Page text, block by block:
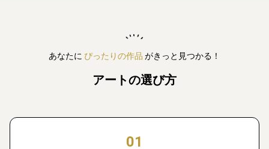
あなたに ぴったりの作品 がきっと見つかる！
アートの選び方
01